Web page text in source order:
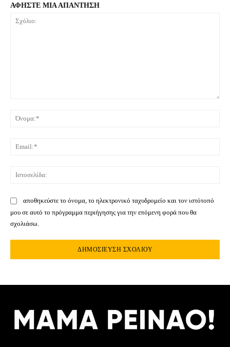
ΑΦΗΣΤΕ ΜΙΑ ΑΠΑΝΤΗΣΗ
αποθηκεύστε το όνομα, το ηλεκτρονικό ταχυδρομείο και τον ιστότοπό
μου σε αυτό το πρόγραμμα περιήγησης για την επόμενη φορά που θα
σχολιάσω.